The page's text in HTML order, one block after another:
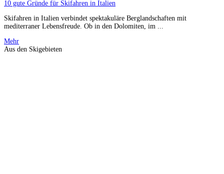
10 gute Gründe für Skifahren in Italien
Skifahren in Italien verbindet spektakuläre Berglandschaften mit
mediterraner Lebensfreude. Ob in den Dolomiten, im ...
Mehr
Aus den Skigebieten